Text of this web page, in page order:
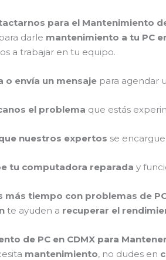
para el Mantenimiento
darle mantenimiento a tu PC
a trabajar en tu equipo.
o envía un mensaje para agendar
el problema que estás
nuestros expertos se
tu computadora reparada y
más tiempo con problemas de
te ayuden a recuperar el
de PC en CDMX para
mantenimiento, no dudes en